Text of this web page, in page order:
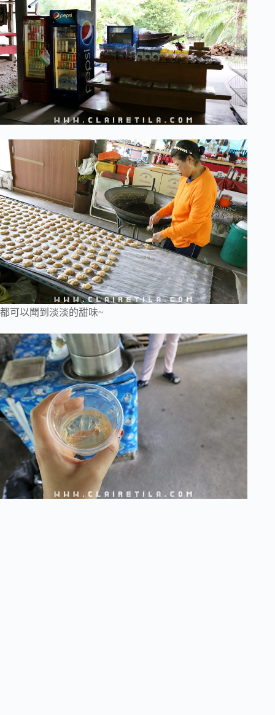
都可以聞到淡淡的甜味~